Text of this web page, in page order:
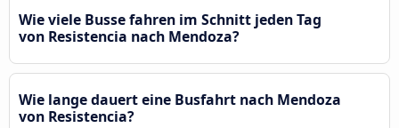
Wie viele Busse fahren im Schnitt jeden Tag
von Resistencia nach Mendoza?
Wie lange dauert eine Busfahrt nach Mendoza
von Resistencia?